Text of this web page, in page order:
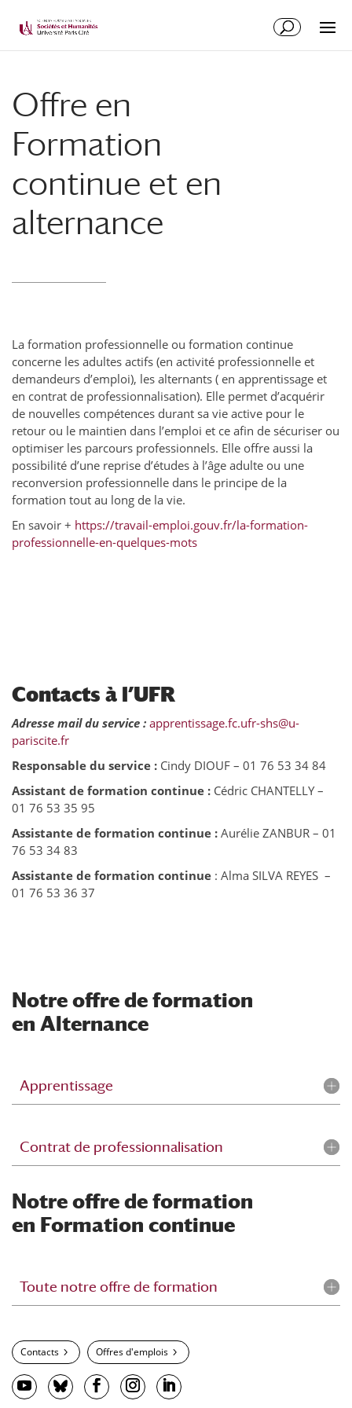
Offre en
Formation
continue et en
alternance
La formation professionnelle ou formation continue
concerne les adultes actifs (en activité professionnelle et
demandeurs d’emploi), les alternants ( en apprentissage et
en contrat de professionnalisation). Elle permet d’acquérir
de nouvelles compétences durant sa vie active pour le
retour ou le maintien dans l’emploi et ce afin de sécuriser ou
optimiser les parcours professionnels. Elle offre aussi la
possibilité d’une reprise d’études à l’âge adulte ou une
reconversion professionnelle dans le principe de la
formation tout au long de la vie.
En savoir + https://travail-emploi.gouv.fr/la-formation-
professionnelle-en-quelques-mots
Contacts à l’UFR
Adresse mail du service : apprentissage.fc.ufr-shs@u-
pariscite.fr
Responsable du service : Cindy DIOUF – 01 76 53 34 84
Assistant de formation continue : Cédric CHANTELLY –
01 76 53 35 95
Assistante de formation continue : Aurélie ZANBUR – 01
76 53 34 83
Assistante de formation continue : Alma SILVA REYES –
01 76 53 36 37
Notre offre de formation
en Alternance
Apprentissage
Contrat de professionnalisation
Notre offre de formation
en Formation continue
Toute notre offre de formation
Contacts Offres d'emplois